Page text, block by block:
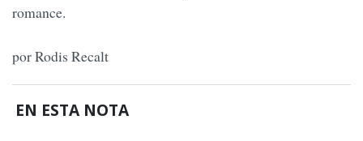
romance.
por Rodis Recalt
EN ESTA NOTA